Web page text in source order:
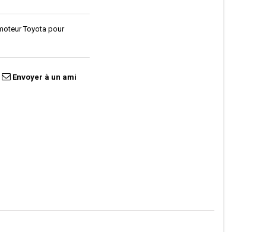
Toyota pour
Envoyer à un ami